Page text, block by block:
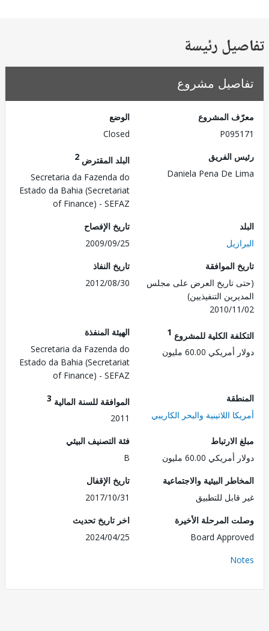
رئيسة
مشروع
المشروع
الفريق
Daniela Pena De
البلد المقترض
Secretaria da Fazenda do
Estado da Bahia (Secretariat
of Finance) - SEFAZ
تاريخ الإفصاح
2009/09/25
الموافقة
تاريخ العرض على مجلس
التنفيذيين)
2010/
تاريخ النفاذ
2012/08/30
الكلية للمشروع1
60.00 مليون
الهيئة المنفذة
Secretaria da Fazenda do
Estado da Bahia (Secretariat
of Finance) - SEFAZ
اللاتينية والبحر الكاريبي
الموافقة للسنة المالية3
2011
60.00 مليون
فئة التصنيف البيئي
البيئية والاجتماعية
للتطبيق
تاريخ الإقفال
2017/10/31
المرحلة الأخيرة
Board
اخر تاريخ تحديث
2024/04/25